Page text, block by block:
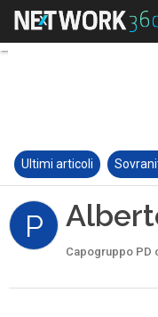
Ultimi articoli
P
Capogruppo PD